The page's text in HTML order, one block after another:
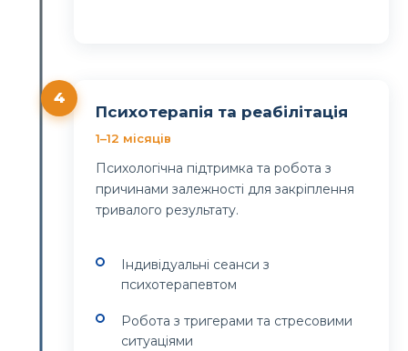
4
Психотерапія та реабілітація
1–12 місяців
Психологічна підтримка та робота з
причинами залежності для закріплення
тривалого результату.
Індивідуальні сеанси з
психотерапевтом
Робота з тригерами та стресовими
ситуаціями